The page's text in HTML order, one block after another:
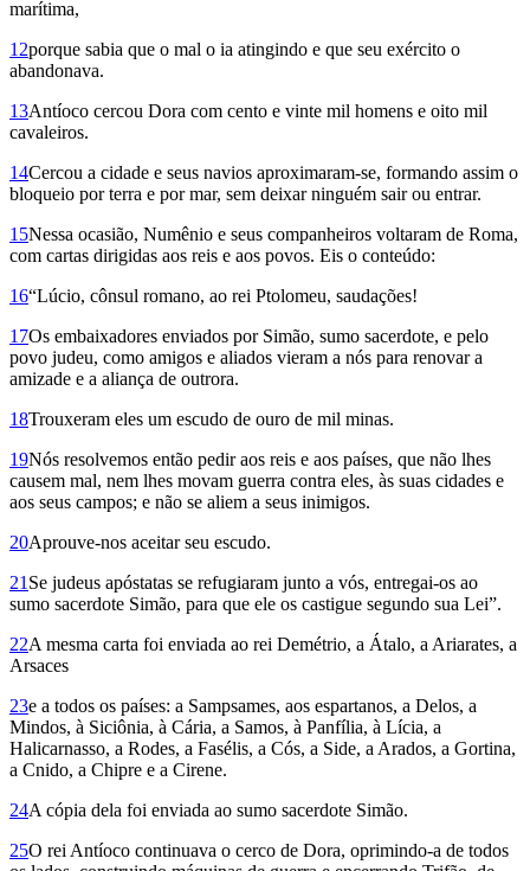
marítima,
12porque sabia que o mal o ia atingindo e que seu exército o
abandonava.
13Antíoco cercou Dora com cento e vinte mil homens e oito mil
cavaleiros.
14Cercou a cidade e seus navios aproximaram-se, formando assim o
bloqueio por terra e por mar, sem deixar ninguém sair ou entrar.
15Nessa ocasião, Numênio e seus companheiros voltaram de Roma,
com cartas dirigidas aos reis e aos povos. Eis o conteúdo:
16“Lúcio, cônsul romano, ao rei Pto­lomeu, saudações!
17Os embaixadores envia­dos por Simão, sumo sacerdote, e pelo
povo judeu, como amigos e aliados vieram a nós para renovar a
amizade e a alian­ça de outrora.
18Trouxeram eles um escudo de ouro de mil minas.
19Nós resolvemos então pedir aos reis e aos países, que não lhes
causem mal, nem lhes movam guerra contra eles, às suas cidades e
aos seus campos; e não se aliem a seus inimigos.
20Aprouve-nos aceitar seu escudo.
21 Se judeus apóstatas se refugiaram junto a vós, entregai-os ao
sumo sacerdote Simão, para que ele os castigue segundo sua Lei”.
22A mesma carta foi enviada ao rei Demétrio, a Átalo, a Ariarates, a
Arsaces
23e a todos os países: a Sampsames, aos espartanos, a Delos, a
Mindos, à Siciônia, à Cária, a Samos, à Panfília, à Lícia, a
Halicarnasso, a Rodes, a Fasélis, a Cós, a Side, a Arados, a Gortina,
a Cnido, a Chipre e a Cirene.
24A cópia dela foi enviada ao sumo sacerdote Simão.
25O rei Antíoco continuava o cerco de Dora, oprimindo-a de todos